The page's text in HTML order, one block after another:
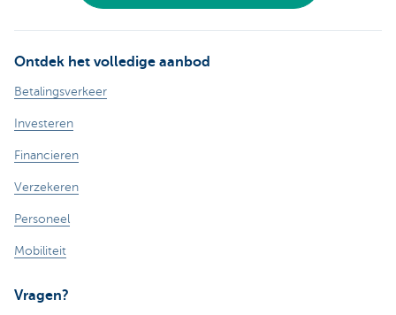
Ontdek het volledige aanbod
Betalingsverkeer
Investeren
Financieren
Verzekeren
Personeel
Mobiliteit
Vragen?